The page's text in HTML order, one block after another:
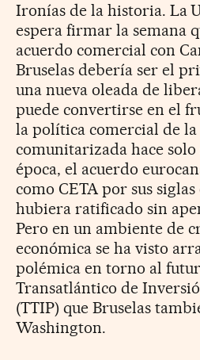
Ironías de la historia. La
espera firmar la semana
acuerdo comercial con
Bruselas debería ser el
una nueva oleada de
puede convertirse en el
la política comercial de la
comunitarizada hace solo
época, el acuerdo
como CETA por sus siglas
hubiera ratificado sin
Pero en un ambiente de
económica se ha visto
polémica en torno al
Transatlántico de
(TTIP) que Bruselas
Washington.